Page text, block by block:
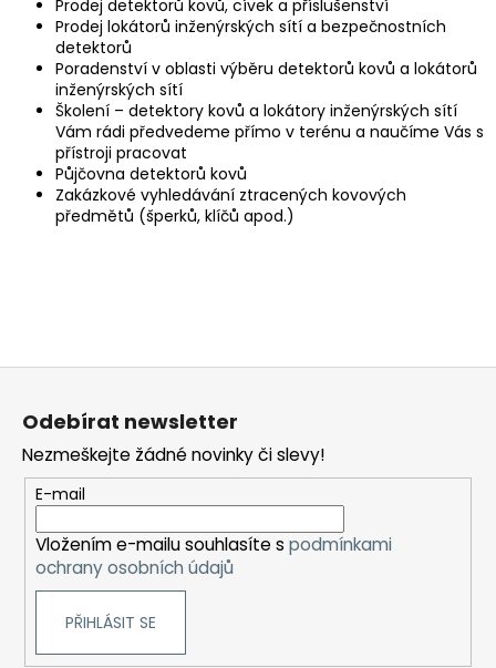
Prodej detektorů kovů, cívek a příslušenství
Prodej lokátorů inženýrských sítí a bezpečnostních
detektorů
Poradenství v oblasti výběru detektorů kovů a lokátorů
inženýrských sítí
Školení – detektory kovů a lokátory inženýrských sítí
Vám rádi předvedeme přímo v terénu a naučíme Vás s
přístroji pracovat
Půjčovna detektorů kovů
Zakázkové vyhledávání ztracených kovových
předmětů (šperků, klíčů apod.)
Z
Odebírat newsletter
Nezmeškejte žádné novinky či slevy!
E-mail
Vložením e-mailu souhlasíte s podmínkami
ochrany osobních údajů
PŘIHLÁSIT SE